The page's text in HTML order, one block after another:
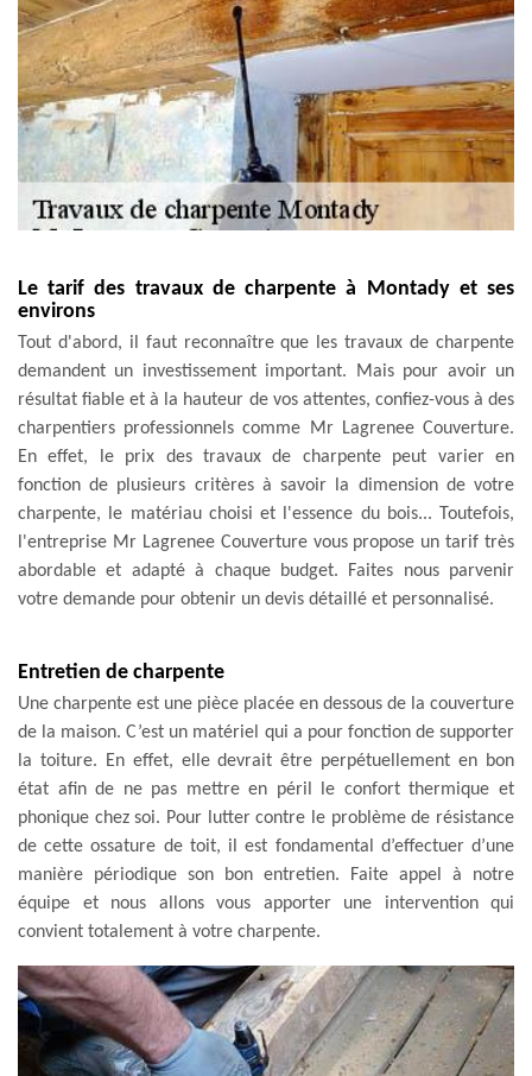
Le tarif des travaux de charpente à Montady et ses
environs
Tout d'abord, il faut reconnaître que les travaux de charpente
demandent un investissement important. Mais pour avoir un
résultat fiable et à la hauteur de vos attentes, confiez-vous à des
charpentiers professionnels comme Mr Lagrenee Couverture.
En effet, le prix des travaux de charpente peut varier en
fonction de plusieurs critères à savoir la dimension de votre
charpente, le matériau choisi et l'essence du bois... Toutefois,
l'entreprise Mr Lagrenee Couverture vous propose un tarif très
abordable et adapté à chaque budget. Faites nous parvenir
votre demande pour obtenir un devis détaillé et personnalisé.
Entretien de charpente
Une charpente est une pièce placée en dessous de la couverture
de la maison. C’est un matériel qui a pour fonction de supporter
la toiture. En effet, elle devrait être perpétuellement en bon
état afin de ne pas mettre en péril le confort thermique et
phonique chez soi. Pour lutter contre le problème de résistance
de cette ossature de toit, il est fondamental d’effectuer d’une
manière périodique son bon entretien. Faite appel à notre
équipe et nous allons vous apporter une intervention qui
convient totalement à votre charpente.